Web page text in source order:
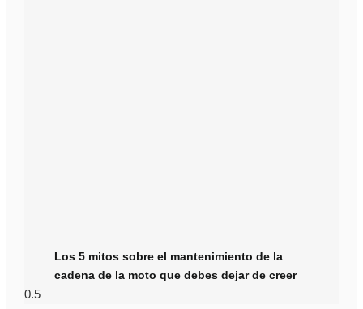
Los 5 mitos sobre el mantenimiento de la
cadena de la moto que debes dejar de creer